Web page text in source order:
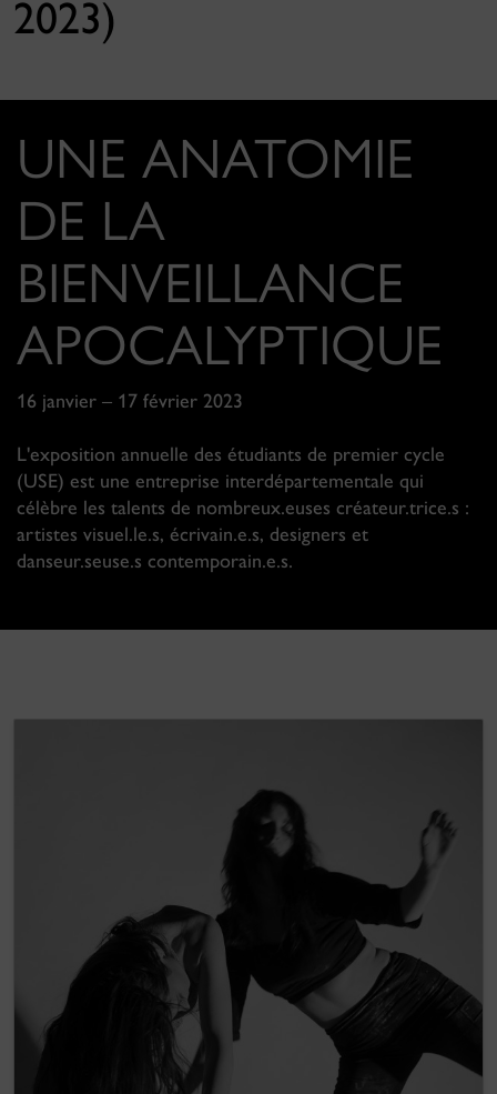
2023)
UNE ANATOMIE
DE LA
BIENVEILLANCE
APOCALYPTIQUE
16 janvier – 17 février 2023
L'exposition annuelle des étudiants de premier cycle
(USE) est une entreprise interdépartementale qui
célèbre les talents de nombreux.euses créateur.trice.s :
artistes visuel.le.s, écrivain.e.s, designers et
danseur.seuse.s contemporain.e.s.